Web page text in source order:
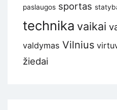
paslaugos sportas
technika vaikai
valdymas Vilnius
žiedai